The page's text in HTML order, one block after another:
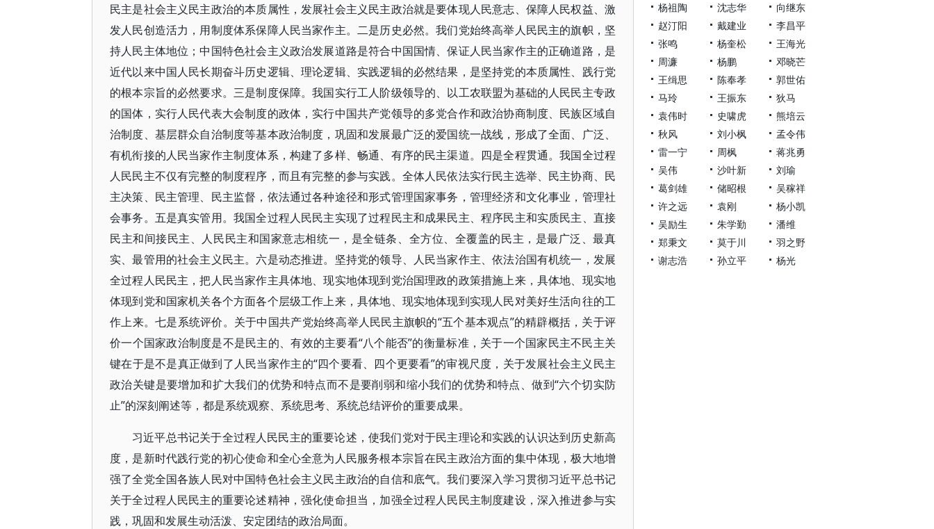
民主是社会主义民主政治的本质属性，发展社会主义民主政治就是要体现人民意志、保障人民权益、激
发人民创造活力，用制度体系保障人民当家作主。二是历史必然。我们党始终高举人民民主的旗帜，坚
持人民主体地位；中国特色社会主义政治发展道路是符合中国国情、保证人民当家作主的正确道路，是
近代以来中国人民长期奋斗历史逻辑、理论逻辑、实践逻辑的必然结果，是坚持党的本质属性、践行党
的根本宗旨的必然要求。三是制度保障。我国实行工人阶级领导的、以工农联盟为基础的人民民主专政
的国体，实行人民代表大会制度的政体，实行中国共产党领导的多党合作和政治协商制度、民族区域自
治制度、基层群众自治制度等基本政治制度，巩固和发展最广泛的爱国统一战线，形成了全面、广泛、
有机衔接的人民当家作主制度体系，构建了多样、畅通、有序的民主渠道。四是全程贯通。我国全过程
人民民主不仅有完整的制度程序，而且有完整的参与实践。全体人民依法实行民主选举、民主协商、民
主决策、民主管理、民主监督，依法通过各种途径和形式管理国家事务，管理经济和文化事业，管理社
会事务。五是真实管用。我国全过程人民民主实现了过程民主和成果民主、程序民主和实质民主、直接
民主和间接民主、人民民主和国家意志相统一，是全链条、全方位、全覆盖的民主，是最广泛、最真
实、最管用的社会主义民主。六是动态推进。坚持党的领导、人民当家作主、依法治国有机统一，发展
全过程人民民主，把人民当家作主具体地、现实地体现到党治国理政的政策措施上来，具体地、现实地
体现到党和国家机关各个方面各个层级工作上来，具体地、现实地体现到实现人民对美好生活向往的工
作上来。七是系统评价。关于中国共产党始终高举人民民主旗帜的“五个基本观点”的精辟概括，关于评
价一个国家政治制度是不是民主的、有效的主要看“八个能否”的衡量标准，关于一个国家民主不民主关
键在于是不是真正做到了人民当家作主的“四个要看、四个更要看”的审视尺度，关于发展社会主义民主
政治关键是要增加和扩大我们的优势和特点而不是要削弱和缩小我们的优势和特点、做到“六个切实防
止”的深刻阐述等，都是系统观察、系统思考、系统总结评价的重要成果。
习近平总书记关于全过程人民民主的重要论述，使我们党对于民主理论和实践的认识达到历史新高
度，是新时代践行党的初心使命和全心全意为人民服务根本宗旨在民主政治方面的集中体现，极大地增
强了全党全国各族人民对中国特色社会主义民主政治的自信和底气。我们要深入学习贯彻习近平总书记
关于全过程人民民主的重要论述精神，强化使命担当，加强全过程人民民主制度建设，深入推进参与实
践，巩固和发展生动活泼、安定团结的政治局面。
杨祖陶
沈志华
向继东
赵汀阳
戴建业
李昌平
张鸣
杨奎松
王海光
周濂
杨鹏
邓晓芒
王缉思
陈奉孝
郭世佑
马玲
王振东
狄马
袁伟时
史啸虎
熊培云
秋风
刘小枫
孟令伟
雷一宁
周枫
蒋兆勇
吴伟
沙叶新
刘瑜
葛剑雄
储昭根
吴稼祥
许之远
袁刚
杨小凯
吴励生
朱学勤
潘维
郑秉文
莫于川
羽之野
谢志浩
孙立平 杨光